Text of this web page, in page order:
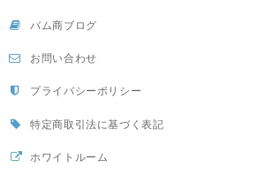
バム商ブログ
お問い合わせ
プライバシーポリシー
特定商取引法に基づく表記
ホワイトルーム